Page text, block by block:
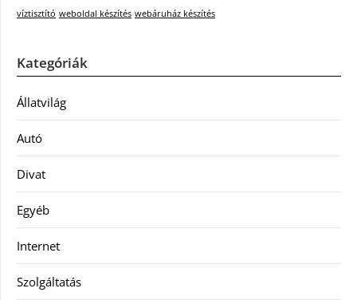
víztisztító weboldal készítés webáruház készítés
Kategóriák
Állatvilág
Autó
Divat
Egyéb
Internet
Szolgáltatás